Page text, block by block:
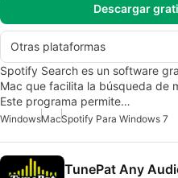
Descargar
Otras plataformas
Spotify Search es un software
Mac que facilita la búsqueda de
Este programa permite…
WindowsMacSpotify Para Windows 7
TunePat Any